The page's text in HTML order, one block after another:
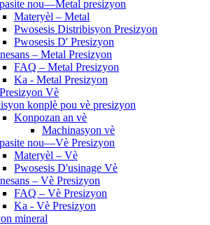
nou—Metal presizyon
Materyèl – Metal
Pwosesis Distribisyon Presizyon
Pwosesis D' Presizyon
– Metal Presizyon
FAQ – Metal Presizyon
Ka - Metal Presizyon
Vè
konplè pou vè presizyon
Konpozan an vè
Machinasyon vè
nou—Vè Presizyon
Materyèl – Vè
Pwosesis D'usinage Vè
– Vè Presizyon
FAQ – Vè Presizyon
Ka - Vè Presizyon
mineral